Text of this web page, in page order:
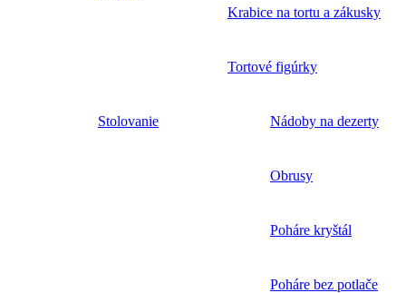
Krabice na tortu a zákusky
Tortové figúrky
Stolovanie Nádoby na dezerty
Obrusy
Poháre kryštál
Poháre bez potlače